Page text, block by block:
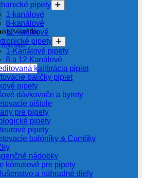
v košíku.
pipety
1-kanálové
8-kanálové
12-kanálové
pipety
1-Kanálové pipety
8 a 12 Kanálové
kalibrácia pipiet
balíčky pipiet
pipety
dávkovače a byrety
pištole
pre pipety
pipety
pipety
balóniky & Cumlíky
nádobky
kónusové pre pipety
a náhradné diely